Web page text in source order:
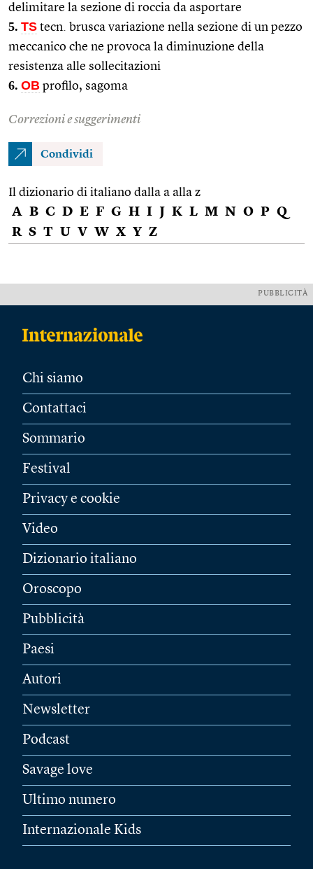
delimitare la sezione di roccia da asportare
5. TS tecn. brusca variazione nella sezione di un pezzo
meccanico che ne provoca la diminuzione della
resistenza alle sollecitazioni
6. OB profilo, sagoma
Correzioni e suggerimenti
Condividi
Il dizionario di italiano dalla a alla z
A B C D E F G H I J K L M N O P Q
R S T U V W X Y Z
PUBBLICITÀ
Chi siamo
Contattaci
Sommario
Festival
Privacy e cookie
Video
Dizionario italiano
Oroscopo
Pubblicità
Paesi
Autori
Newsletter
Podcast
Savage love
Ultimo numero
Internazionale Kids